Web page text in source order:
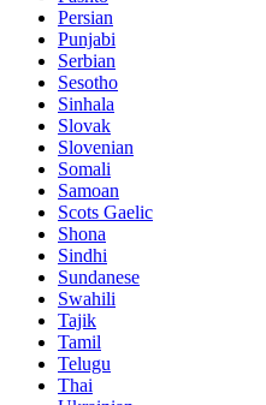
Persian
Punjabi
Serbian
Sesotho
Sinhala
Slovak
Slovenian
Somali
Samoan
Scots Gaelic
Shona
Sindhi
Sundanese
Swahili
Tajik
Tamil
Telugu
Thai